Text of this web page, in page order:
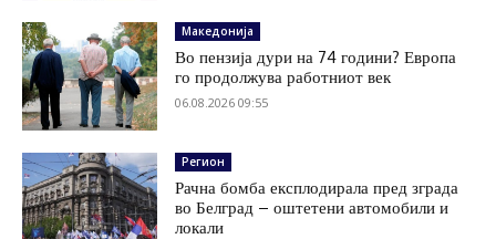
Македонија
Во пензија дури на 74 години? Европа
го продолжува работниот век
06.08.2026 09:55
Регион
Рачна бомба експлодирала пред зграда
во Белград – оштетени автомобили и
локали